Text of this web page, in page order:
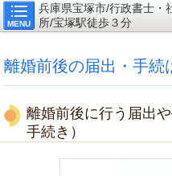
MENU
兵庫県宝塚市/行政書士・
所/宝塚駅徒歩３分
離婚前後の届出・手続
離婚前後に行う届出
手続き）